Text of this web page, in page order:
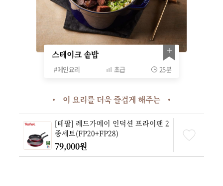
스테이크 솥밥
#메인요리 초급 25분
이 요리를 더욱 즐겁게 해주는
[테팔] 레드가메이 인덕션 프라이팬 2
종세트(FP20+FP28)
79,000원